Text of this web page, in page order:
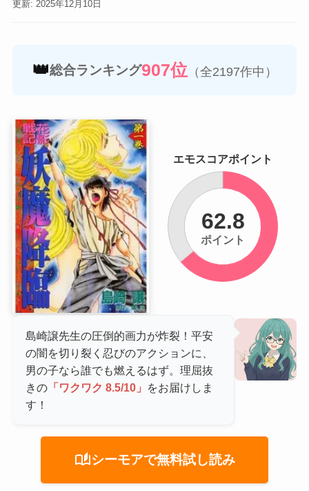
更新: 2025年12月10日
👑総合ランキング907位（全2197作中）
島崎譲先生の圧倒的画力が炸裂！平安
の闇を切り裂く忍びのアクションに、
男の子なら誰でも燃えるはず。理屈抜
きの 「ワクワク 8.5/10」 をお届けしま
す！
auto_storiesシーモアで無料試し読み
エモスコアポイント
62.8
ポイント